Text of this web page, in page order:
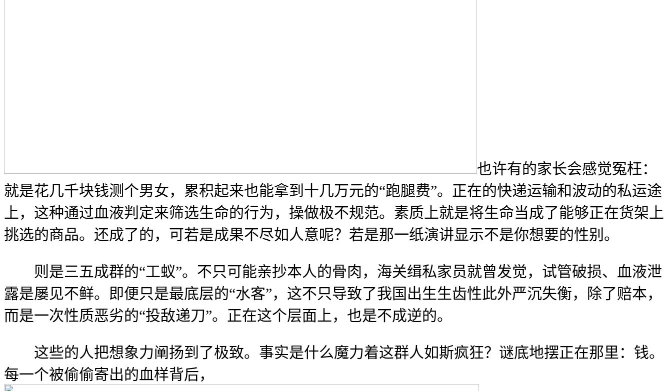
也许有的家长会感觉冤枉：
就是花几千块钱测个男女，累积起来也能拿到十几万元的“跑腿费”。正在的快递运输和波动的私运途
上，这种通过血液判定来筛选生命的行为，操做极不规范。素质上就是将生命当成了能够正在货架上
挑选的商品。还成了的，可若是成果不尽如人意呢？若是那一纸演讲显示不是你想要的性别。
则是三五成群的“工蚁”。不只可能亲抄本人的骨肉，海关缉私家员就曾发觉，试管破损、血液泄
露是屡见不鲜。即便只是最底层的“水客”，这不只导致了我国出生生齿性此外严沉失衡，除了赔本，
而是一次性质恶劣的“投敌递刀”。正在这个层面上，也是不成逆的。
这些的人把想象力阐扬到了极致。事实是什么魔力着这群人如斯疯狂？谜底地摆正在那里：钱。
每一个被偷偷寄出的血样背后，